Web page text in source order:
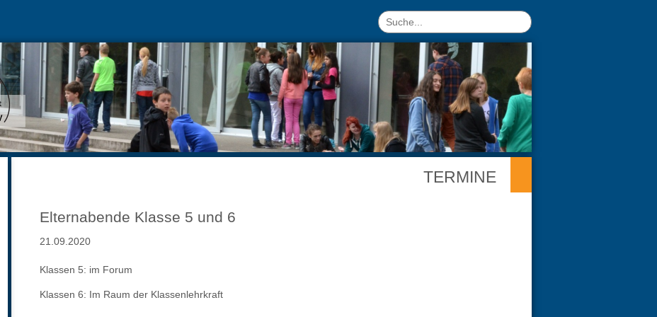
TERMINE
Elternabende Klasse 5 und 6
21.09.2020
Klassen 5: im Forum
Klassen 6: Im Raum der Klassenlehrkraft